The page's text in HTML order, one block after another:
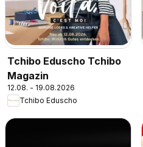
Tchibo Eduscho Tchibo
Magazin
12.08. - 19.08.2026
Tchibo Eduscho